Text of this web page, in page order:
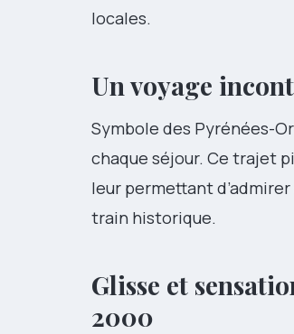
locales.
Un voyage
Symbole des Pyrénées-
chaque séjour. Ce trajet
leur permettant
train historique.
Glisse et
2000